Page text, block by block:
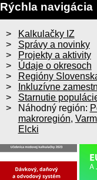
Rýchla navigácia
Kalkulačky IZ
Správy a novinky
Projekty a aktivity
Údaje o okresoch
Regióny
Inkluzívne
Starnutie
Náhodný región:
makroregión,
Elcki